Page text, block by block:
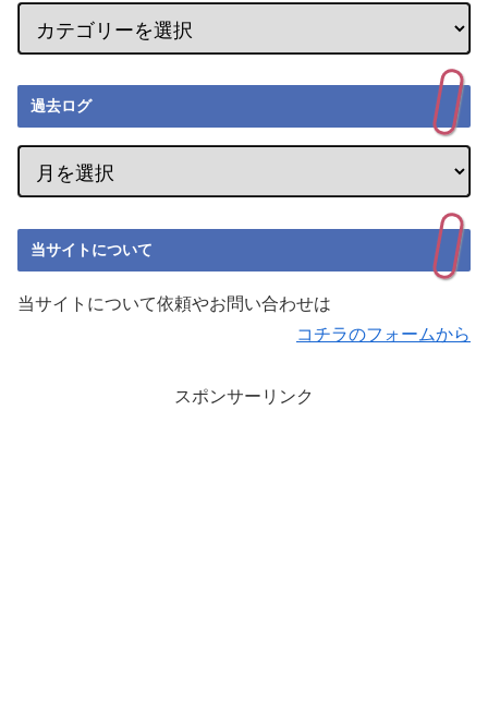
過去ログ
当サイトについて
当サイトについて依頼やお問い合わせは
コチラのフォームから
スポンサーリンク